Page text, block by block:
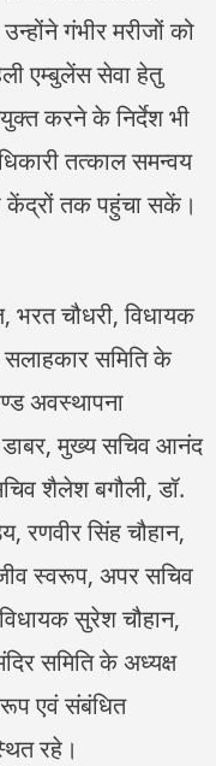
गंभीर मरीजों को
एम्बुलेंस सेवा हेतु
करने के निर्देश भी
तत्काल समन्वय
केंद्रों तक पहुंचा सकें।
भरत चौधरी, विधायक
समिति के
अवस्थापना
डाबर, मुख्य सचिव आनंद
शैलेश बगौली, डॉ.
रणवीर सिंह चौहान,
स्वरूप, अपर सचिव
सुरेश चौहान,
समिति के अध्यक्ष
एवं संबंधित
रहे।